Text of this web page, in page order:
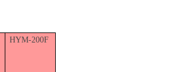
HYM-200F